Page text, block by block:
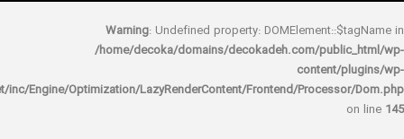
Warning: Undefined property:
/home/decoka/domains/decokadeh.com/
rocket/inc/Engine/Optimization/LazyRenderContent/Frontend/